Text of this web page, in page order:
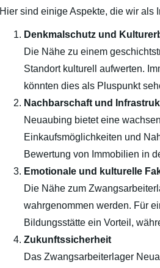
Hier sind einige Aspekte, die wir als
Denkmalschutz und
Die Nähe zu einem
Standort kulturell aufwerten.
könnten dies als Pluspunkt
Nachbarschaft und
Neuaubing bietet eine
Einkaufsmöglichkeiten und
Bewertung von Immobilien in
Emotionale und kulturelle
Die Nähe zum
wahrgenommen werden. Für
Bildungsstätte ein Vorteil,
Zukunftssicherheit
Das Zwangsarbeiterlager